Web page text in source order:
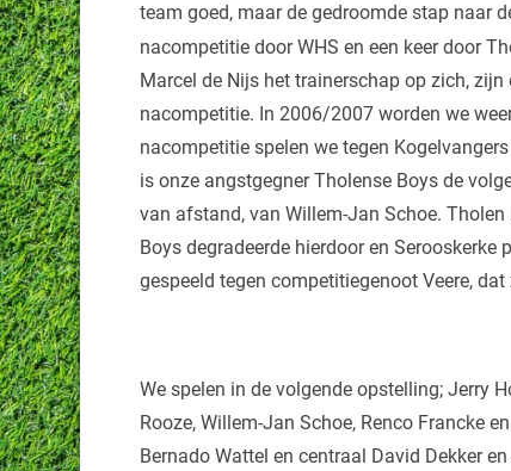
team goed, maar de gedroomde stap naar
nacompetitie door WHS en een keer door
Marcel de Nijs het trainerschap op zich, zijn
nacompetitie. In 2006/2007 worden we
nacompetitie spelen we tegen
is onze angstgegner Tholense Boys de
van afstand, van Willem-Jan Schoe.
Boys degradeerde hierdoor en
gespeeld tegen competitiegenoot Veere,
We spelen in de volgende opstelling; Jerry
Rooze, Willem-Jan Schoe, Renco Francke
Bernado Wattel en centraal David Dekker